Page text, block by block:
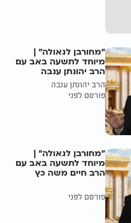
"מחורבן לגאולה" |
מיוחד לתשעה באב עם
הרב יהונתן ענבה
הרב יהונתן ענבה
פורסם לפני
"מחורבן לגאולה" |
מיוחד לתשעה באב עם
הרב חיים משה כץ
פורסם לפני